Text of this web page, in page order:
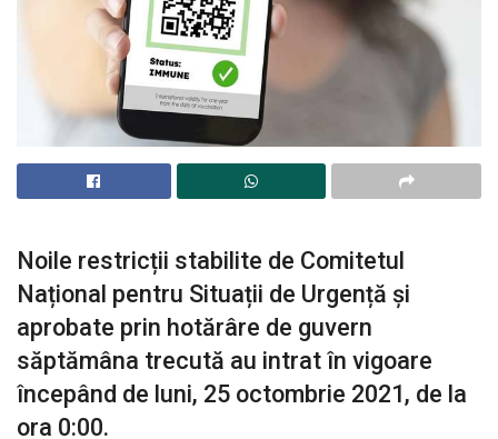
Noile restricții stabilite de Comitetul
Național pentru Situații de Urgență și
aprobate prin hotărâre de guvern
săptămâna trecută au intrat în vigoare
începând de luni, 25 octombrie 2021, de la
ora 0:00.